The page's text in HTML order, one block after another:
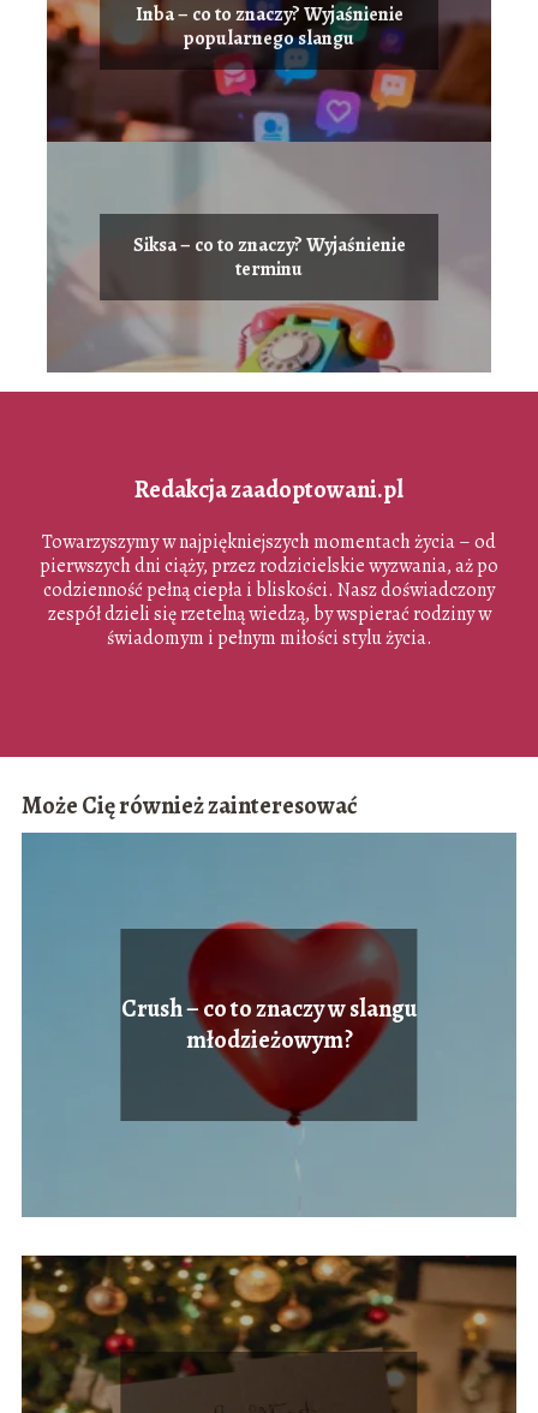
Inba – co to znaczy? Wyjaśnienie
popularnego slangu
Siksa – co to znaczy? Wyjaśnienie
terminu
Redakcja zaadoptowani.pl
Towarzyszymy w najpiękniejszych momentach życia – od
pierwszych dni ciąży, przez rodzicielskie wyzwania, aż po
codzienność pełną ciepła i bliskości. Nasz doświadczony
zespół dzieli się rzetelną wiedzą, by wspierać rodziny w
świadomym i pełnym miłości stylu życia.
Może Cię również zainteresować
Crush – co to znaczy w slangu
młodzieżowym?